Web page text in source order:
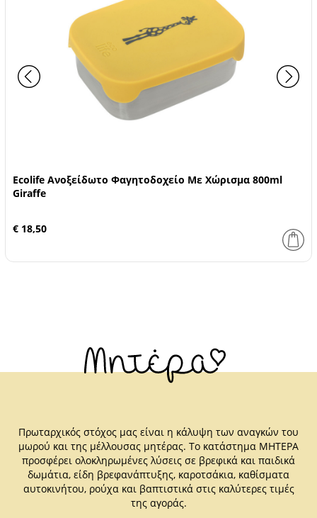
Ecolife Ανοξείδωτο Φαγητοδοχείο Με Χώρισμα 800ml
Giraffe
€ 18,50
Πρωταρχικός στόχος μας είναι η κάλυψη των αναγκών του
μωρού και της μέλλουσας μητέρας. Το κατάστημα ΜΗΤΕΡΑ
προσφέρει ολοκληρωμένες λύσεις σε βρεφικά και παιδικά
δωμάτια, είδη βρεφανάπτυξης, καροτσάκια, καθίσματα
αυτοκινήτου, ρούχα και βαπτιστικά στις καλύτερες τιμές
της αγοράς.